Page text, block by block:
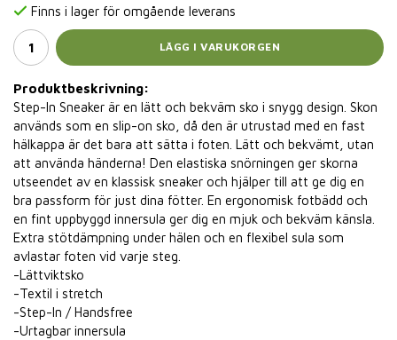
Finns i lager för omgående leverans
LÄGG I VARUKORGEN
Produktbeskrivning:
Step-In Sneaker är en lätt och bekväm sko i snygg design. Skon
används som en slip-on sko, då den är utrustad med en fast
hälkappa är det bara att sätta i foten. Lätt och bekvämt, utan
att använda händerna! Den elastiska snörningen ger skorna
utseendet av en klassisk sneaker och hjälper till att ge dig en
bra passform för just dina fötter. En ergonomisk fotbädd och
en fint uppbyggd innersula ger dig en mjuk och bekväm känsla.
Extra stötdämpning under hälen och en flexibel sula som
avlastar foten vid varje steg.
-Lättviktsko
-Textil i stretch
-Step-In / Handsfree
-Urtagbar innersula